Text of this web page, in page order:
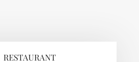
RESTAURANT